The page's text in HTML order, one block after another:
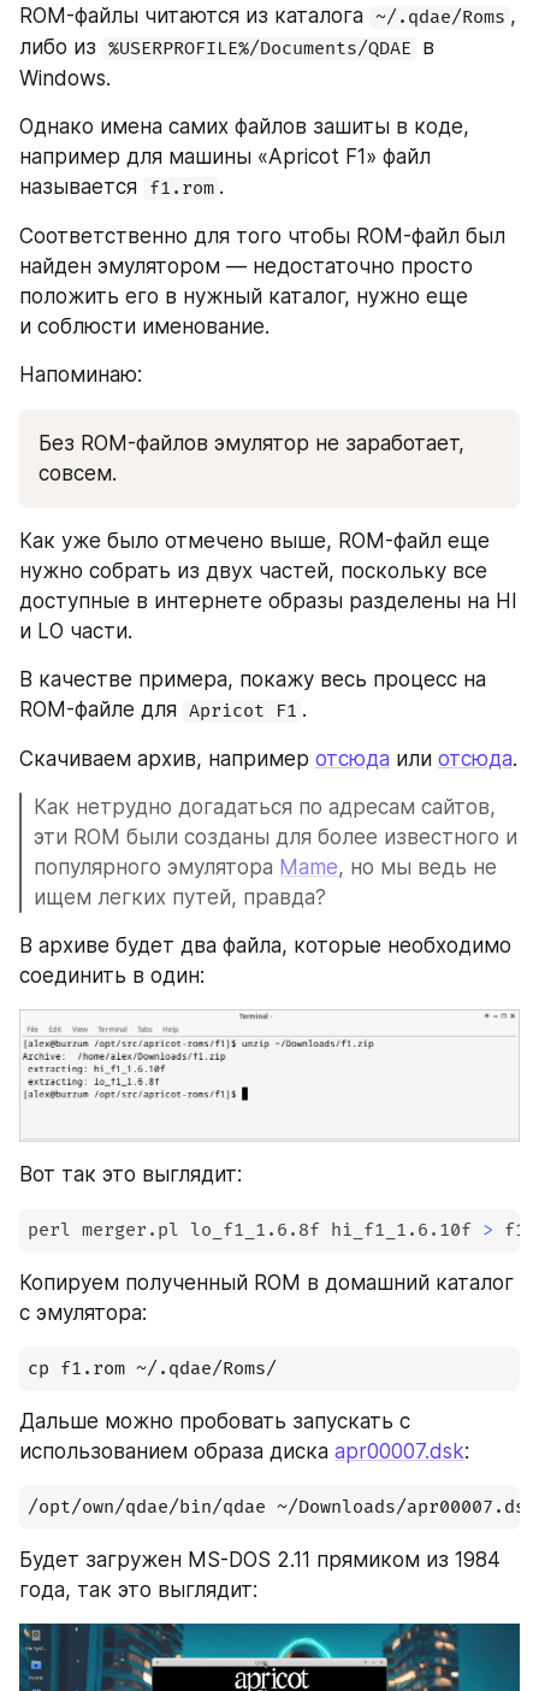
ROM-файлы читаются из каталога ~/.qdae/Roms ,
либо из %USERPROFILE%/Documents/QDAE в
Windows.
Однако имена самих файлов зашиты в коде,
например для машины «Apricot F1» файл
называется f1.rom .
Соответственно для того чтобы ROM-файл был
найден эмулятором — недостаточно просто
положить его в нужный каталог, нужно еще
и соблюсти именование.
Напоминаю:
Без ROM-файлов эмулятор не заработает,
совсем.
Как уже было отмечено выше, ROM-файл еще
нужно собрать из двух частей, поскольку все
доступные в интернете образы разделены на HI
и LO части.
В качестве примера, покажу весь процесс на
ROM-файле для Apricot F1 .
Скачиваем архив, например отсюда или отсюда
Как нетрудно догадаться по адресам сайтов,
эти ROM были созданы для более известного и
популярного эмулятора Mame, но мы ведь не
ищем легких путей, правда?
В архиве будет два файла, которые необходимо
соединить в один:
Вот так это выглядит:
perl merger.pl lo_f1_1.6.8f hi_f1_1.6.10f >
Копируем полученный ROM в домашний каталог
с эмулятора:
cp f1.rom ~/.qdae/Roms/
Дальше можно пробовать запускать c
использованием образа диска apr00007.dsk:
/opt/own/qdae/bin/qdae ~/Downloads/
Будет загружен MS-DOS 2.11 прямиком из 1984
года, так это выглядит: